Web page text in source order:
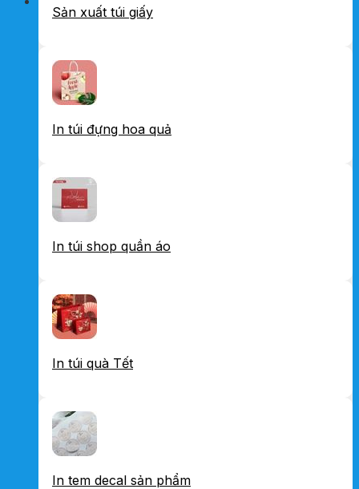
Sản xuất túi giấy
In túi đựng hoa quả
In túi shop quần áo
In túi quà Tết
In tem decal sản phẩm